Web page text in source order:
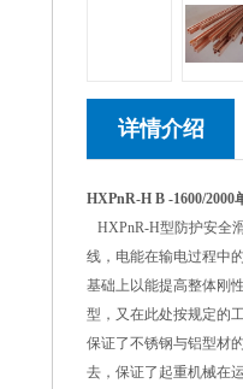
详情介绍
HXPnR-H B -1600/2000
HXPnR-H型防护安全
线，电能在输电过程中
基础上以能提高整体刚
型，又在此处按规定的
保证了不锈钢与铝型材
去，保证了起重机械在